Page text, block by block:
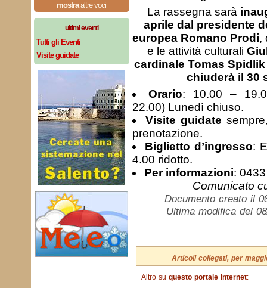
mostraaltre voci
ultimi eventi
Tutti gli Eventi
Visite guidate
La rassegna sarà
aprile dal presidente
europea Romano Prodi,
e le attività culturali
cardinale Tomas Spidlik
chiuderà il 30
Orario: 10.00 –
22.00) Lunedì chiuso.
Visite guidate
prenotazione.
Biglietto d’ingresso:
4.00 ridotto.
Per informazioni:
Comunicato
Documento creato il
Ultima modifica del
Articoli collegati, per
Altro su questo portale Internet: